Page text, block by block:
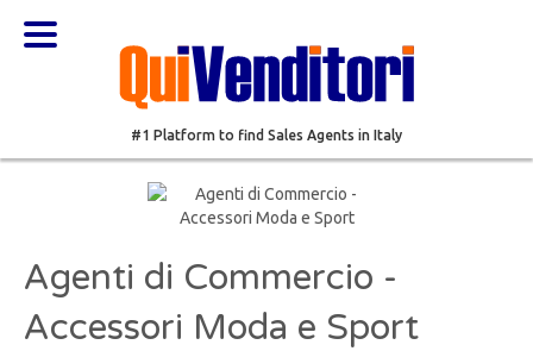
#1 Platform to find Sales Agents in Italy
Agenti di Commercio -
Accessori Moda e Sport